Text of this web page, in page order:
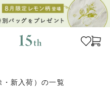
新入荷）の一覧